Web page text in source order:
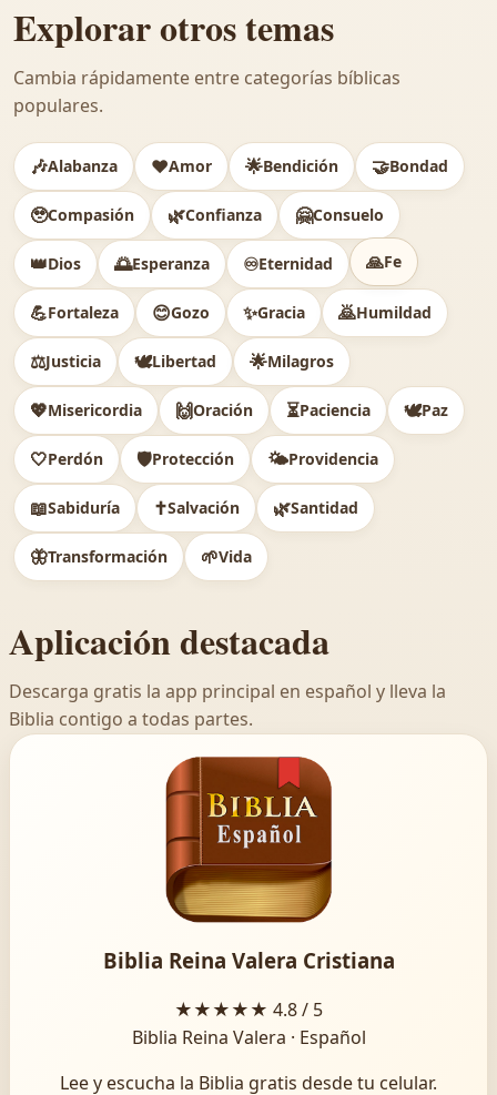
Explorar otros temas
Cambia rápidamente entre categorías bíblicas
populares.
🎶Alabanza ❤️Amor 🌟Bendición 🤝Bondad
🥹Compasión 🌿Confianza 🤗Consuelo
👑Dios 🌅Esperanza ♾️Eternidad 🙏Fe
💪Fortaleza 😊Gozo ✨Gracia 🙇Humildad
⚖️Justicia 🕊Libertad 🌟Milagros
💖Misericordia 🙌Oración ⏳Paciencia 🕊️Paz
🤍Perdón 🛡️Protección 🌤️Providencia
📖Sabiduría ✝️Salvación 🌿Santidad
🦋Transformación 🌱Vida
Aplicación destacada
Descarga gratis la app principal en español y lleva la
Biblia contigo a todas partes.
Biblia Reina Valera Cristiana
★★★★★ 4.8 / 5
Biblia Reina Valera · Español
Lee y escucha la Biblia gratis desde tu celular.